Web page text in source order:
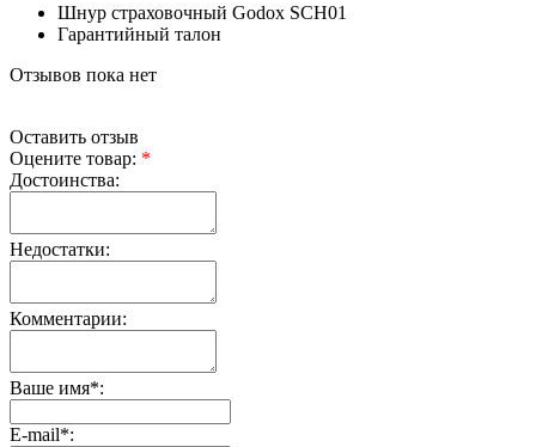
Шнур страховочный Godox SCH01
Гарантийный талон
Отзывов пока нет
Оставить отзыв
Оцените товар: *
Достоинства:
Недостатки:
Комментарии:
Ваше имя*:
E-mail*: